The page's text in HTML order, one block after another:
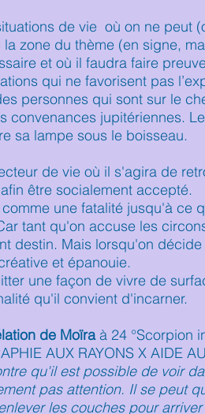
de vie où on ne peut
zone du thème (en signe,
et où il faudra faire
qui ne favorisent pas
personnes qui sont sur le
convenances jupitériennes.
sa lampe sous le boisseau.
de vie où il s'agira de
être socialement accepté.
une fatalité jusqu'à ce
tant qu'on accuse les
destin. Mais lorsqu'on
et épanouie.
une façon de vivre de
qu'il convient d'incarner.
de Moïraà 24 °Scorpion
AUX RAYONS X AIDE
qu'il est possible de voir
pas attention. Il se peut
les couches pour